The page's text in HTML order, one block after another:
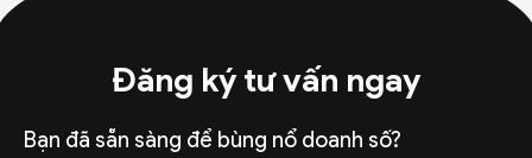
Đăng ký tư vấn ngay
Bạn đã sẵn sàng để bùng nổ doanh số?